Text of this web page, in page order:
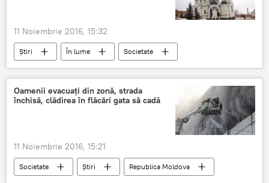
11 Noiembrie 2016, 15:32
Știri În lume
Societate
Rusia
Duma de Stat a FR
deputat
propunere
Oamenii evacuaţi din zonă, strada
închisă, clădirea în flăcări gata să cadă
11 Noiembrie 2016, 15:21
Societate Știri
Republica Moldova